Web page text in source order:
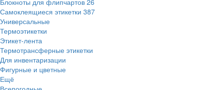
Самоклеящиеся этикетки 387
Универсальные
Термоэтикетки
Этикет-лента
Термотрансферные этикетки
Для инвентаризации
Фигурные и цветные
Ещё